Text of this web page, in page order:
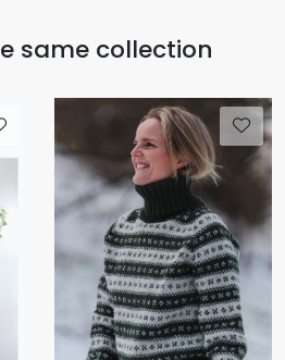
same collection